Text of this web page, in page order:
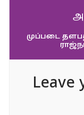
முப்படை
Leave